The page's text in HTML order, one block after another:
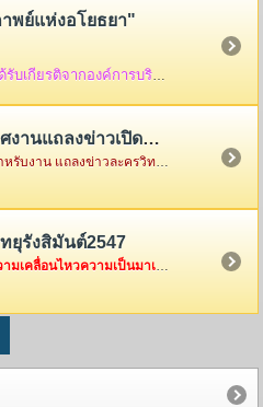
พย์แห่งอโยธยา"
วเปิดตัว"มหากาพย์แห่งอโยธยา"
เปิดตัวกันไปแล้วสำหรับงาน แถลงข่าวละครวิทยุอิงประวัติศาสตร์ ชุด " มหากาพย์แห่งอโยธยา" ณ คุ้มขุนแผน จังหวัดพระนครศรีอยุธยา ซึ่งในงานมีแขกรับเชิญผู้เกียรติมาร่วมงานกันคับคั่ง พร้อมด้วยเหล่าทีมงานและแฟนละครอีกมากมาย...
ยุรังสิมันต์2547
มาอัพเดทกระแสความเคลื่อนไหวความเป็นมาเป็นไปของทีมงานรังสิมันต์กันค่ะ ว่าพวกเค้าเหล่านี้ได้ไปทำอะไรกันมาบ้าง